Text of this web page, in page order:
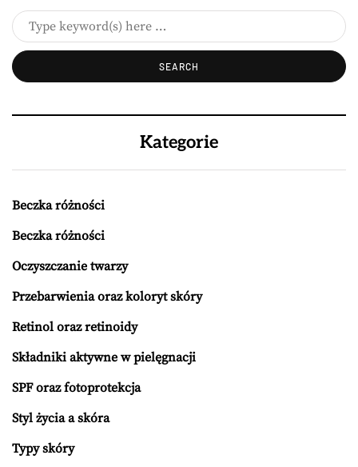
Kategorie
Beczka różności
Beczka różności
Oczyszczanie twarzy
Przebarwienia oraz koloryt skóry
Retinol oraz retinoidy
Składniki aktywne w pielęgnacji
SPF oraz fotoprotekcja
Styl życia a skóra
Typy skóry